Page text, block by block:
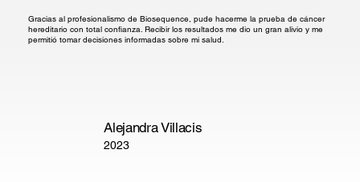
Gracias al profesionalismo de Biosequence, pude hacerme la prueba de cáncer
hereditario con total confianza. Recibir los resultados me dio un gran alivio y me
permitió tomar decisiones informadas sobre mi salud.
Alejandra Villacis
2023